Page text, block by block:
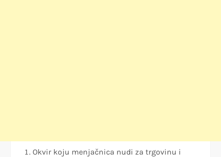
Okvir koju menjačnica nudi za trgovinu i